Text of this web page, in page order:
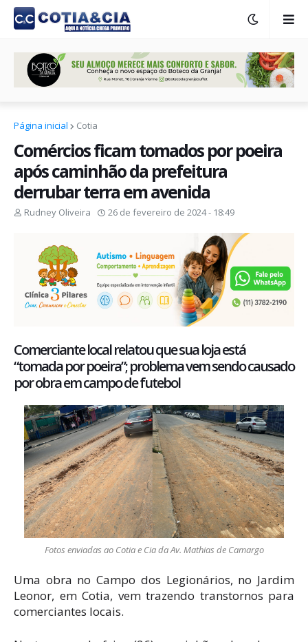
Página inicial Cotia
Comércios ficam tomados por poeira
após caminhão da prefeitura
derrubar terra em avenida
Rudney Oliveira 26 de fevereiro de 2024 - 18:49
Comerciante local relatou que sua loja está
“tomada por poeira”; problema vem sendo causado
por obra em campo de futebol
Fotos enviadas ao Cotia e Cia da Av. Mathias de Camargo
Uma obra no Campo dos Legionários, no Jardim
Leonor, em Cotia, vem trazendo transtornos para
comerciantes locais.